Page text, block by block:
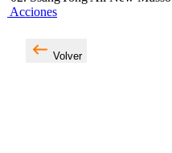
Acciones
Volver